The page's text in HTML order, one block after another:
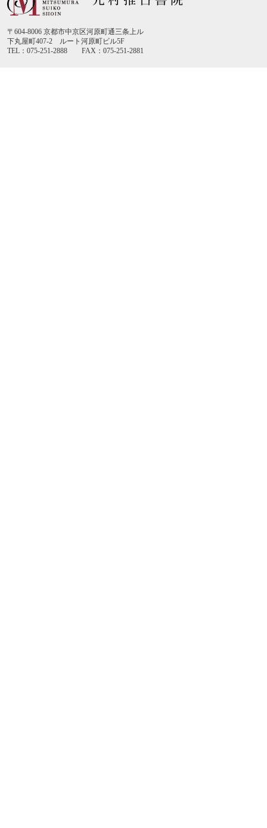
〒604-8006 京都市中京区河原町通三条上ル
下丸屋町407-2 ルート河原町ビル5F
TEL：075-251-2888 FAX：075-251-2881